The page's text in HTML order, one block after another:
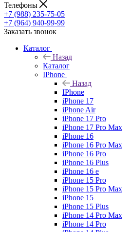
Телефоны
+7 (988) 235-75-05
+7 (964) 940-99-99
Заказать звонок
Каталог
Назад
Каталог
IPhone
Назад
IPhone
iPhone 17
iPhone Air
iPhone 17 Pro
iPhone 17 Pro Max
iPhone 16
iPhone 16 Pro Max
iPhone 16 Pro
iPhone 16 Plus
iPhone 16 e
iPhone 15 Pro
iPhone 15 Pro Max
iPhone 15
iPhone 15 Plus
iPhone 14 Pro Max
iPhone 14 Pro